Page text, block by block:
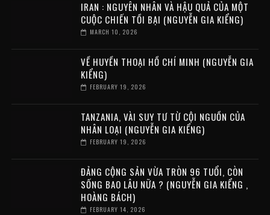
IRAN : NGUYÊN NHÂN VÀ HẬU QUẢ CỦA MỘT
CUỘC CHIẾN TỒI BẠI (NGUYỄN GIA KIỂNG)
MARCH 10, 2026
VỀ HUYỀN THOẠI HỒ CHÍ MINH (NGUYỄN GIA
KIỂNG)
FEBRUARY 19, 2026
TANZANIA, VÀI SUY TƯ TỪ CỘI NGUỒN CỦA
NHÂN LOẠI (NGUYỄN GIA KIỂNG)
FEBRUARY 19, 2026
ĐẢNG CỘNG SẢN VỪA TRÒN 96 TUỔI, CÒN
SỐNG BAO LÂU NỮA ? (NGUYỄN GIA KIỂNG ,
HOÀNG BÁCH)
FEBRUARY 14, 2026